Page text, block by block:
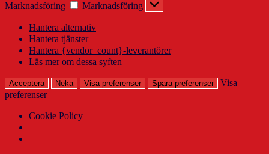
Marknadsföring
Marknadsföring
Hantera alternativ
Hantera tjänster
Hantera {vendor_count}-leverantörer
Läs mer om dessa syften
Acceptera Neka Visa preferenser Spara preferenser
Visa
preferenser
Cookie Policy